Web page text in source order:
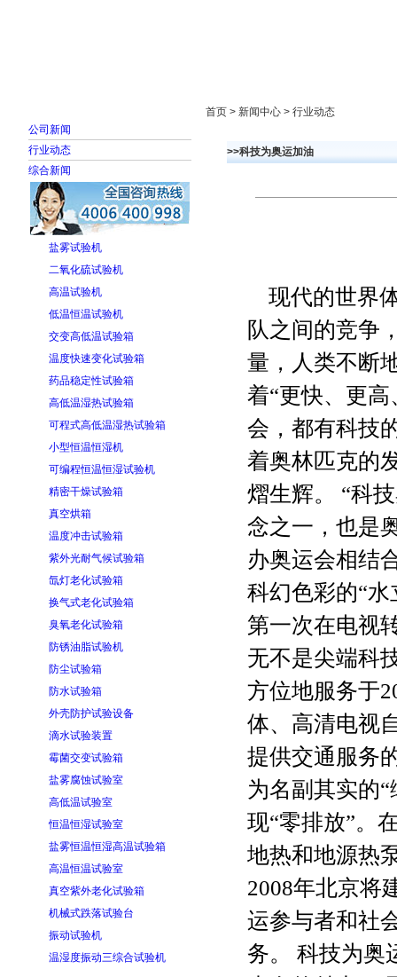
公司新闻
行业动态
综合新闻
盐雾试验机
二氧化硫试验机
高温试验机
低温恒温试验机
交变高低温试验箱
温度快速变化试验箱
药品稳定性试验箱
高低温湿热试验箱
可程式高低温湿热试验箱
小型恒温恒湿机
可编程恒温恒湿试验机
精密干燥试验箱
真空烘箱
温度冲击试验箱
紫外光耐气候试验箱
氙灯老化试验箱
换气式老化试验箱
臭氧老化试验箱
防锈油脂试验机
防尘试验箱
防水试验箱
外壳防护试验设备
滴水试验装置
霉菌交变试验箱
盐雾腐蚀试验室
高低温试验室
恒温恒湿试验室
盐雾恒温恒湿高温试验箱
高温恒温试验室
真空紫外老化试验箱
机械式跌落试验台
振动试验机
温湿度振动三综合试验机
首页 > 新闻中心 > 行业动态
>>科技为奥运加油
现代的世界
队之间的竞争
量，人类不断
着“更快、 更高
会，都有科技
着奥林匹克的
熠生辉。 “科
念之一，也是
办奥运会相结
科幻色彩的“
第一次在电视
无不是尖端科
方位地服务于
体、高清电视
提供交通服务
为名副其实的“
现“零排放”。
地热和地源热
2008年北京将
运参与者和社
务。 科技为奥